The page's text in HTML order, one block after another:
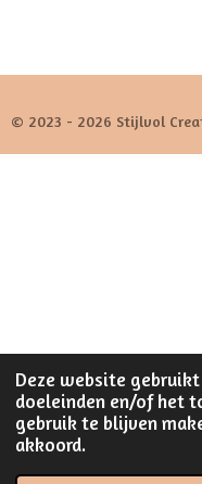
Deze website
doeleinden en/of het
gebruik te blijven
akkoord.
© 2023 - 2026 Stijlvol